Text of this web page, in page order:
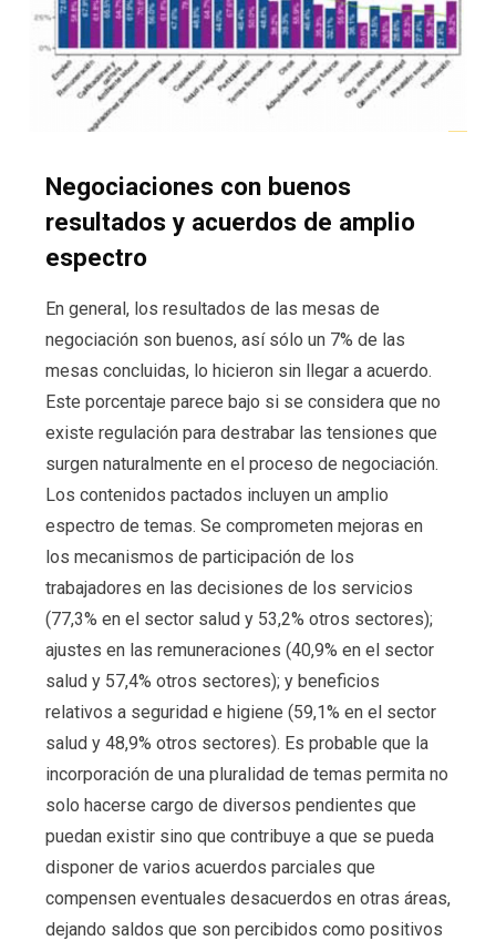
Negociaciones con buenos
resultados y acuerdos de amplio
espectro
En general, los resultados de las mesas de
negociación son buenos, así sólo un 7% de las
mesas concluidas, lo hicieron sin llegar a acuerdo.
Este porcentaje parece bajo si se considera que no
existe regulación para destrabar las tensiones que
surgen naturalmente en el proceso de negociación.
Los contenidos pactados incluyen un amplio
espectro de temas. Se comprometen mejoras en
los mecanismos de participación de los
trabajadores en las decisiones de los servicios
(77,3% en el sector salud y 53,2% otros sectores);
ajustes en las remuneraciones (40,9% en el sector
salud y 57,4% otros sectores); y beneficios
relativos a seguridad e higiene (59,1% en el sector
salud y 48,9% otros sectores). Es probable que la
incorporación de una pluralidad de temas permita no
solo hacerse cargo de diversos pendientes que
puedan existir sino que contribuye a que se pueda
disponer de varios acuerdos parciales que
compensen eventuales desacuerdos en otras áreas,
dejando saldos que son percibidos como positivos